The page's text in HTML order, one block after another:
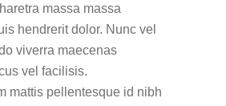
massa massa
hendrerit dolor. Nunc vel
viverra maecenas
vel facilisis.
mattis pellentesque id nibh